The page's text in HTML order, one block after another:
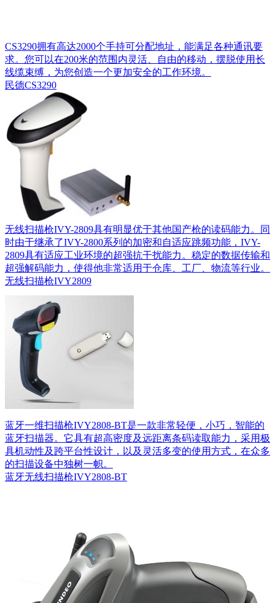
CS3290拥有高达2000个手持可分配地址，能满足各种通讯要
求。您可以在200米的范围内灵活、自由的移动，摆脱使用长
线缆束缚，为您创造一个更加安全的工作环境。
民德CS3290
无线扫描枪IVY-2809具有明显优于其他国产枪的读码能力。同
时由于继承了IVY-2800系列的加密和自适应跳频功能，IVY-
2809具有适应工业环境的超强抗干扰能力。稳定的数据传输和
超强解码能力，使得他非常适用于仓库、工厂、物流等行业。
无线扫描枪IVY2809
蓝牙一维扫描枪IVY2808-BT是一款非常轻便，小巧，智能的
蓝牙扫描器。它具有超高密度及远距离条码读取能力，采用极
具机动性及跨平台性设计，以及灵活多变的使用方式，在众多
的扫描设备中独树一帜。
蓝牙无线扫描枪IVY2808-BT